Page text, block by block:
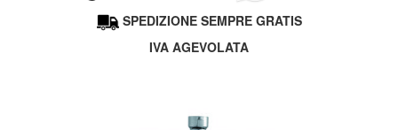
SPEDIZIONE SEMPRE GRATIS
IVA AGEVOLATA